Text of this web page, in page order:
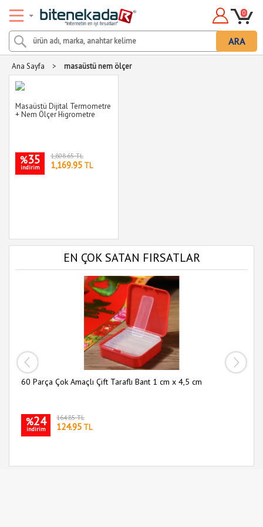
ARA
0
Ana Sayfa > masaüstü nem ölçer
Masaüstü Dijital Termometre
+ Nem Ölçer Higrometre
%35
indirim
1,808.65 TL
1,169.95 TL
EN ÇOK SATAN FIRSATLAR
60 Parça Çok Amaçlı Çift Taraflı Bant 1 cm x 4,5 cm
%24
indirim
164.85 TL
124.95 TL